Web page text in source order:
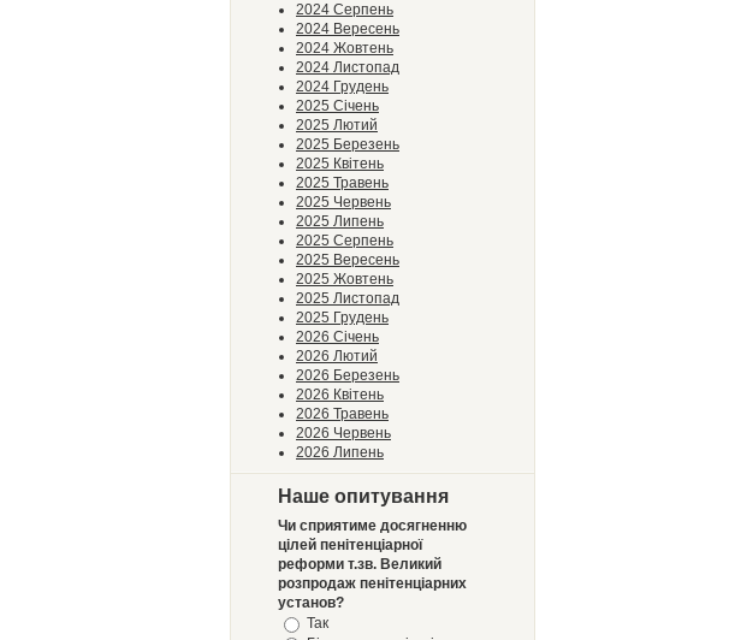
2024 Серпень
2024 Вересень
2024 Жовтень
2024 Листопад
2024 Грудень
2025 Січень
2025 Лютий
2025 Березень
2025 Квітень
2025 Травень
2025 Червень
2025 Липень
2025 Серпень
2025 Вересень
2025 Жовтень
2025 Листопад
2025 Грудень
2026 Січень
2026 Лютий
2026 Березень
2026 Квітень
2026 Травень
2026 Червень
2026 Липень
Наше опитування
Чи сприятиме досягненню
цілей пенітенціарної
реформи т.зв. Великий
розпродаж пенітенціарних
установ?
Так